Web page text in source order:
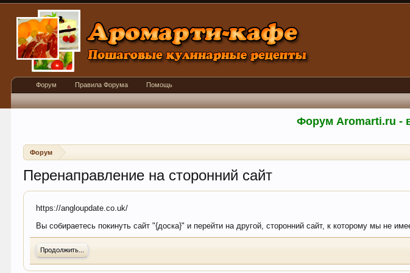
Форум Aromarti.ru -
Форум
Перенаправление на сторонний сайт
https://angloupdate.co.uk/
Вы собираетесь покинуть сайт "{доска}" и перейти на другой, сторонний сайт, к которому мы не
Продолжить...
Форум Правила Форума Помощь